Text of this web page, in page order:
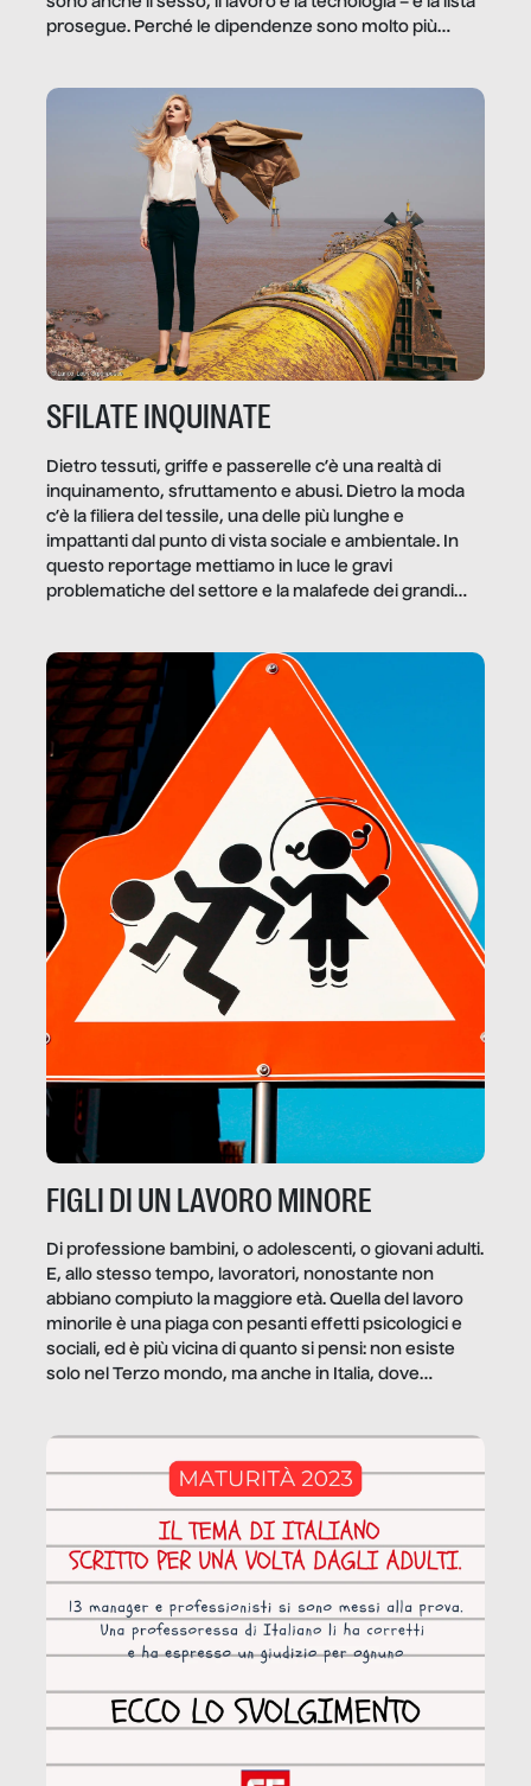
prosegue. Perché le dipendenze sono molto più
trae un guadagno. In questo reportage vediamo
quale e come.
SFILATE INQUINATE
Dietro tessuti, griffe e passerelle c’è una realtà di
inquinamento, sfruttamento e abusi. Dietro la moda
c’è la filiera del tessile, una delle più lunghe e
impattanti dal punto di vista sociale e ambientale. In
questo reportage mettiamo in luce le gravi
problematiche del settore e la malafede dei grandi
FIGLI DI UN LAVORO MINORE
Di professione bambini, o adolescenti, o giovani adulti.
E, allo stesso tempo, lavoratori, nonostante non
abbiano compiuto la maggiore età. Quella del lavoro
minorile è una piaga con pesanti effetti psicologici e
sociali, ed è più vicina di quanto si pensi: non esiste
solo nel Terzo mondo, ma anche in Italia, dove